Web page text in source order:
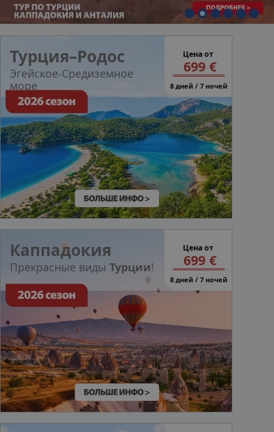
Турция–Родос
Эгейское-Средиземное
море
Цена от
699 €
8 дней / 7 ночей
Каппадокия
Прекрасные виды Турции!
Цена от
699 €
8 дней / 7 ночей